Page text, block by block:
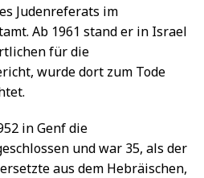
Judenreferats im
Ab 1961 stand er in Israel
für die
wurde dort zum Tode
in Genf die
und war 35, als der
aus dem Hebräischen,